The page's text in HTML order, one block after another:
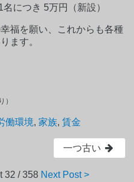
につき 5万円（新設）
福を願い、これからも各種
ます。
）
働環境,家族,賃金
一つ古い
32 / 358 Next Post >